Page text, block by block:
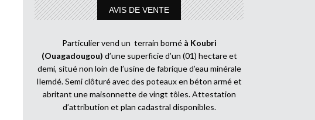
AVIS DE VENTE
Particulier vend un terrain borné à Koubri
(Ouagadougou) d’une superficie d’un (01) hectare et
demi, situé non loin de l’usine de fabrique d’eau minérale
Ilemdé. Semi clôturé avec des poteaux en béton armé et
abritant une maisonnette de vingt tôles. Attestation
d’attribution et plan cadastral disponibles.